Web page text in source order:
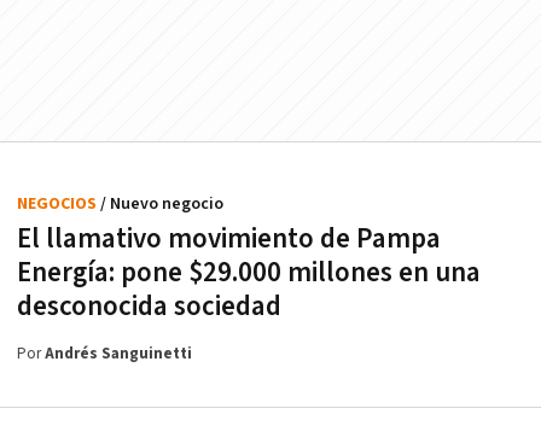
El llamativo movimiento de Pampa
Energía: pone $29.000 millones en una
desconocida sociedad
NEGOCIOS / Nuevo negocio
PorAndrés Sanguinetti